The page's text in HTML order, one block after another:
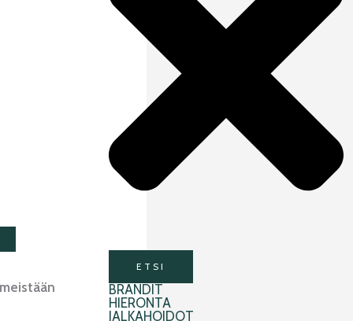
ETSI
BRÄNDIT
HIERONTA
JALKAHOIDOT